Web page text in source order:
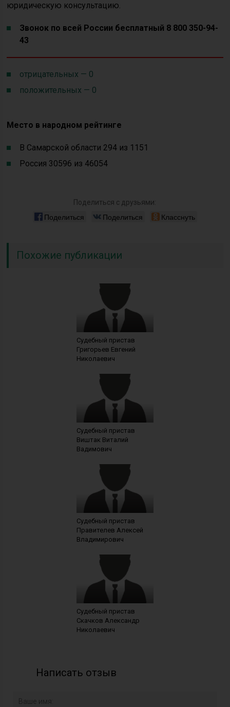
юридическую консультацию.
Звонок по всей России бесплатный 8 800 350-94-
43
отрицательных — 0
положительных — 0
Место в народном рейтинге
В Самарской области 294 из 1151
Россия 30596 из 46054
Поделиться с друзьями:
Поделиться Поделиться Класснуть
Похожие публикации
Судебный пристав
Григорьев Евгений
Николаевич
Судебный пристав
Виштак Виталий
Вадимович
Судебный пристав
Правителев Алексей
Владимирович
Судебный пристав
Скачков Александр
Николаевич
Написать отзыв